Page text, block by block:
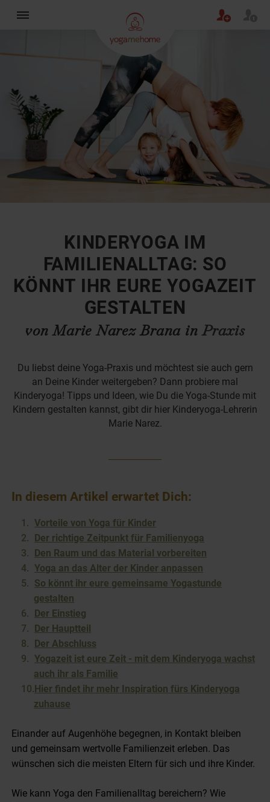
KINDERYOGA IM
FAMILIENALLTAG: SO
KÖNNT IHR EURE YOGAZEIT
GESTALTEN
von Marie Narez Brana inPraxis
Du liebst deine Yoga-Praxis und möchtest sie auch gern
an Deine Kinder weitergeben? Dann probiere mal
Kinderyoga! Tipps und Ideen, wie Du die Yoga-Stunde mit
Kindern gestalten kannst, gibt dir hier Kinderyoga-Lehrerin
Marie Narez.
In diesem Artikel erwartet Dich:
Vorteile von Yoga für Kinder
Der richtige Zeitpunkt für Familienyoga
Den Raum und das Material vorbereiten
Yoga an das Alter der Kinder anpassen
So könnt ihr eure gemeinsame Yogastunde
gestalten
Der Einstieg
Der Hauptteil
Der Abschluss
Yogazeit ist eure Zeit - mit dem Kinderyoga wachst
auch ihr als Familie
Hier findet ihr mehr Inspiration fürs Kinderyoga
zuhause
Einander auf Augenhöhe begegnen, in Kontakt bleiben
und gemeinsam wertvolle Familienzeit erleben. Das
wünschen sich die meisten Eltern für sich und ihre Kinder.
Wie kann Yoga den Familienalltag bereichern? Wie